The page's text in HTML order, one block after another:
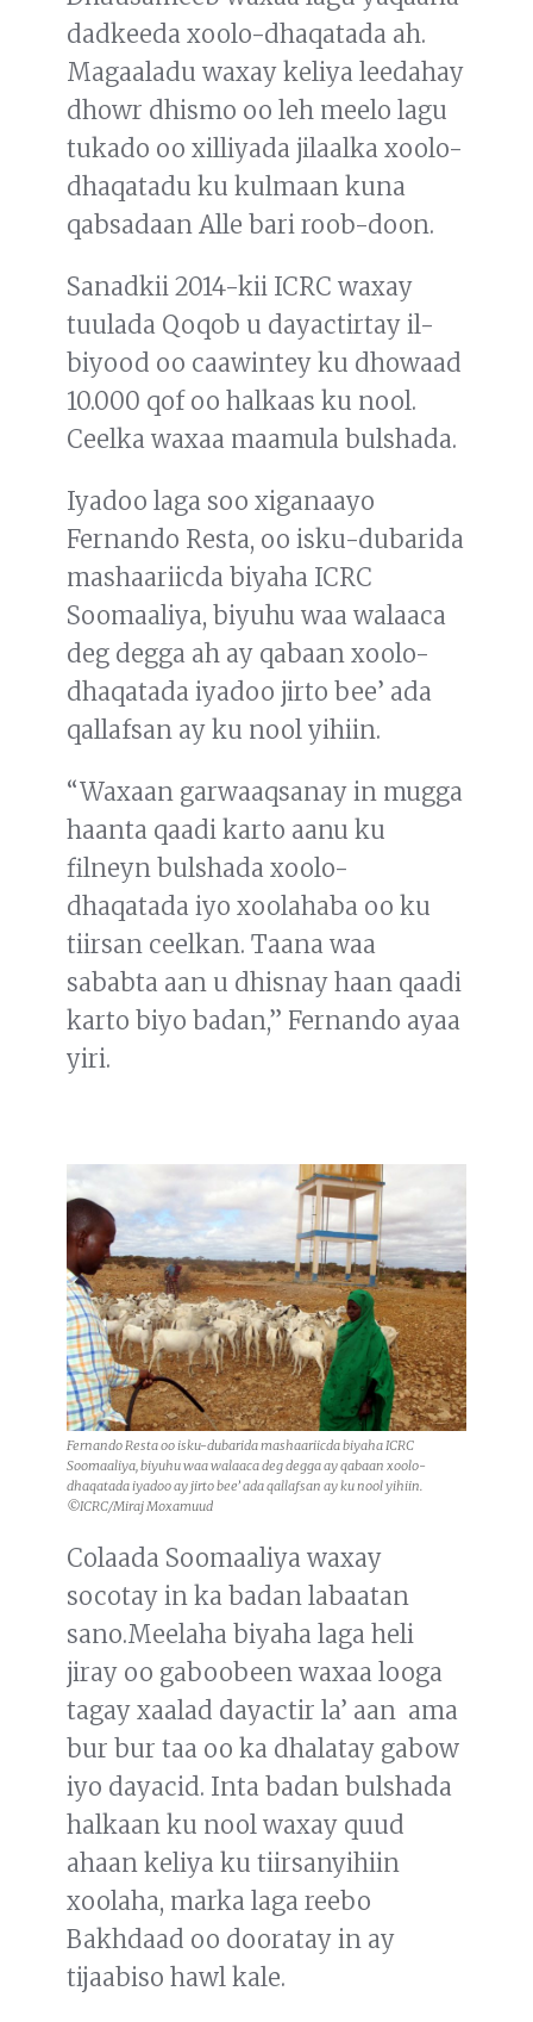
dadkeeda xoolo-dhaqatada ah.
Magaaladu waxay keliya leedahay
dhowr dhismo oo leh meelo lagu
tukado oo xilliyada jilaalka xoolo-
dhaqatadu ku kulmaan kuna
qabsadaan Alle bari roob-doon.
Sanadkii 2014-kii ICRC waxay
tuulada Qoqob u dayactirtay il-
biyood oo caawintey ku dhowaad
10.000 qof oo halkaas ku nool.
Ceelka waxaa maamula bulshada.
Iyadoo laga soo xiganaayo
Fernando Resta, oo isku-dubarida
mashaariicda biyaha ICRC
Soomaaliya, biyuhu waa walaaca
deg degga ah ay qabaan xoolo-
dhaqatada iyadoo jirto bee’ ada
qallafsan ay ku nool yihiin.
“Waxaan garwaaqsanay in mugga
haanta qaadi karto aanu ku
filneyn bulshada xoolo-
dhaqatada iyo xoolahaba oo ku
tiirsan ceelkan. Taana waa
sababta aan u dhisnay haan qaadi
karto biyo badan,” Fernando ayaa
yiri.
Fernando Resta oo isku-dubarida mashaariicda biyaha ICRC
Soomaaliya, biyuhu waa walaaca deg degga ay qabaan xoolo-
dhaqatada iyadoo ay jirto bee’ ada qallafsan ay ku nool yihiin.
©ICRC/Miraj Moxamuud
Colaada Soomaaliya waxay
socotay in ka badan labaatan
sano.Meelaha biyaha laga heli
jiray oo gaboobeen waxaa looga
tagay xaalad dayactir la’ aan ama
bur bur taa oo ka dhalatay gabow
iyo dayacid. Inta badan bulshada
halkaan ku nool waxay quud
ahaan keliya ku tiirsanyihiin
xoolaha, marka laga reebo
Bakhdaad oo dooratay in ay
tijaabiso hawl kale.